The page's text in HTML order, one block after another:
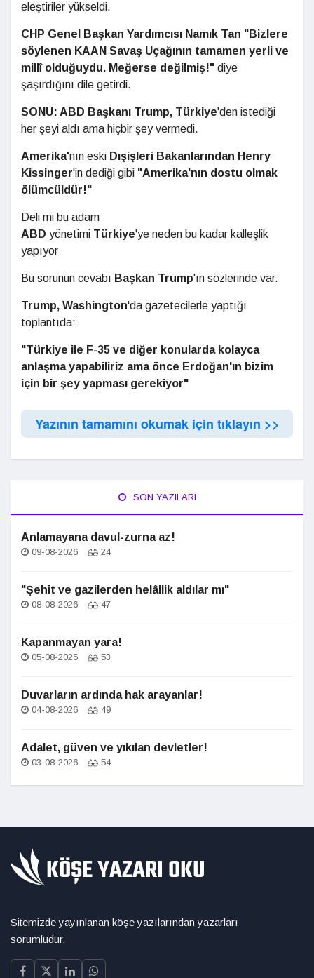
eleştiriler yükseldi.
CHP Genel Başkan Yardımcısı Namık Tan "Bizlere
söylenen KAAN Savaş Uçağının tamamen yerli ve
millî olduğuydu. Meğerse değilmiş!" diye
şaşırdığını dile getirdi.
SONU: ABD Başkanı Trump, Türkiye'den istediği
her şeyi aldı ama hiçbir şey vermedi.
Amerika'nın eski Dışişleri Bakanlarından Henry
Kissinger'in dediği gibi "Amerika'nın dostu olmak
ölümcüldür!"
Deli mi bu adam
ABD yönetimi Türkiye'ye neden bu kadar kalleşlik
yapıyor
Bu sorunun cevabı Başkan Trump'ın sözlerinde var.
Trump, Washington'da gazetecilerle yaptığı
toplantıda:
"Türkiye ile F-35 ve diğer konularda kolayca
anlaşma yapabiliriz ama önce Erdoğan'ın bizim
için bir şey yapması gerekiyor"
Yazının tamamını okumak için tıklayın >>
SON YAZILARI
Anlamayana davul-zurna az!
09-08-2026 24
"Şehit ve gazilerden helâllik aldılar mı"
08-08-2026 47
Kapanmayan yara!
05-08-2026 53
Duvarların ardında hak arayanlar!
04-08-2026 49
Adalet, güven ve yıkılan devletler!
03-08-2026 54
Sitemizde yayınlanan köşe yazılarından yazarları
sorumludur.